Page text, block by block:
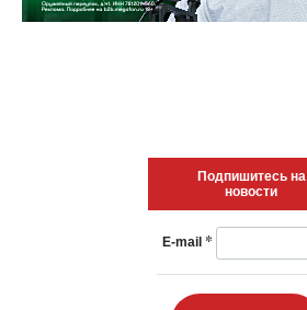
Подпишитесь на
новости
E-mail *